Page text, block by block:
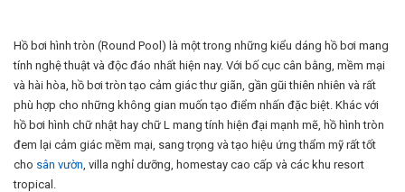
Hồ bơi hình tròn (Round Pool) là một trong những kiểu dáng hồ bơi mang
tính nghệ thuật và độc đáo nhất hiện nay. Với bố cục cân bằng, mềm mại
và hài hòa, hồ bơi tròn tạo cảm giác thư giãn, gần gũi thiên nhiên và rất
phù hợp cho những không gian muốn tạo điểm nhấn đặc biệt. Khác với
hồ bơi hình chữ nhật hay chữ L mang tính hiện đại mạnh mẽ, hồ hình tròn
đem lại cảm giác mềm mại, sang trọng và tạo hiệu ứng thẩm mỹ rất tốt
cho sân vườn, villa nghỉ dưỡng, homestay cao cấp và các khu resort
tropical.